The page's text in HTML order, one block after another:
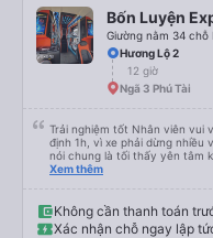
Bốn Luyện
Giường nằm 34 chỗ
Hương Lộ 2
12 giờ
Ngã 3 Phú Tài
Trải nghiệm tốt Nhân viên vui
định 1h, vì xe phải dừng nhiều
nói chung là tối thấy yên tâm
hộ và giới thiệu cho người
Xem thêm
Không cần thanh toán
Xác nhận chỗ ngay lập